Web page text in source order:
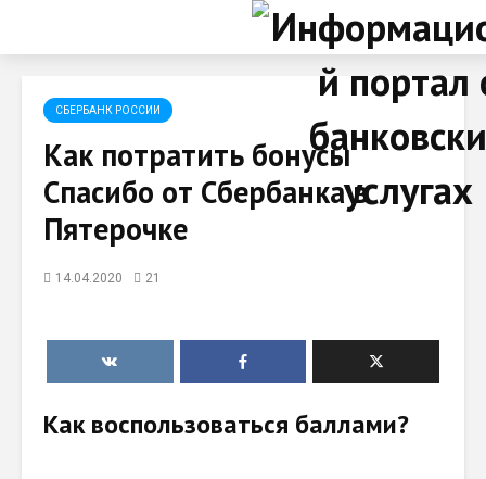
СБЕРБАНК РОССИИ
Как потратить бонусы
Спасибо от Сбербанка в
Пятерочке
14.04.2020 21
Как воспользоваться баллами?